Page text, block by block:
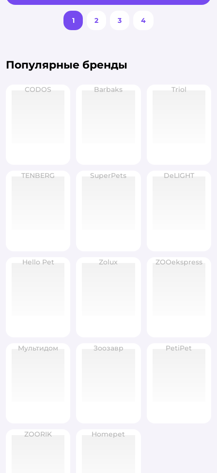
1 2 3 4
Популярные бренды
CODOS Barbaks Triol
TENBERG SuperPets DeLIGHT
Hello Pet Zolux ZOOekspress
Мультидом Зоозавр PetiPet
ZOORIK Homepet